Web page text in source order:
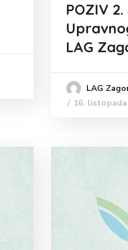
POZIV
LAG
LAG
16. listopada